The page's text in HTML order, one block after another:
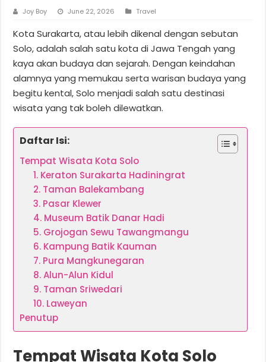
Joy Boy June 22, 2026 Travel
Kota Surakarta, atau lebih dikenal dengan sebutan
Solo, adalah salah satu kota di Jawa Tengah yang
kaya akan budaya dan sejarah. Dengan keindahan
alamnya yang memukau serta warisan budaya yang
begitu kental, Solo menjadi salah satu destinasi
wisata yang tak boleh dilewatkan.
Daftar Isi:
Tempat Wisata Kota Solo
1. Keraton Surakarta Hadiningrat
2. Taman Balekambang
3. Pasar Klewer
4. Museum Batik Danar Hadi
5. Grojogan Sewu Tawangmangu
6. Kampung Batik Kauman
7. Pura Mangkunegaran
8. Alun-Alun Kidul
9. Taman Sriwedari
10. Laweyan
Penutup
Tempat Wisata Kota Solo